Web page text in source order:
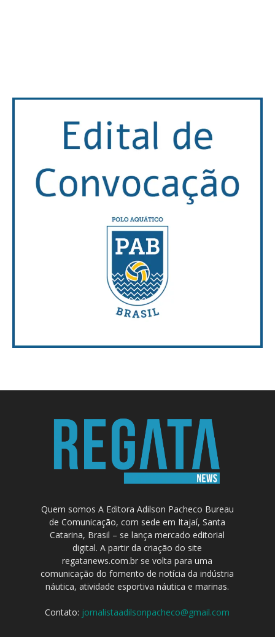
Quem somos A Editora Adilson Pacheco Bureau
de Comunicação, com sede em Itajaí, Santa
Catarina, Brasil – se lança mercado editorial
digital. A partir da criação do site
regatanews.com.br se volta para uma
comunicação do fomento de notícia da indústria
náutica, atividade esportiva náutica e marinas.
Contato: jornalistaadilsonpacheco@gmail.com